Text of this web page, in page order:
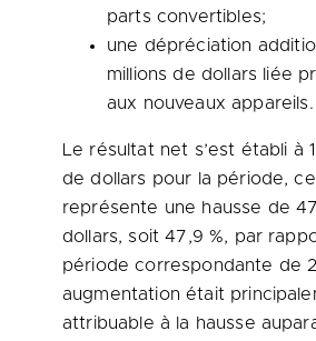
parts convertibles;
une dépréciation
millions de dollars liée
aux nouveaux appareils.
Le résultat net s’est établi à
de dollars pour la période,
représente une hausse de
dollars, soit 47,9 %, par
période correspondante de
augmentation était
attribuable à la hausse